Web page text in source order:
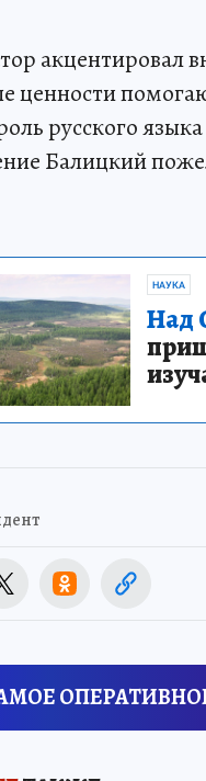
акцентировал
ценности
русского
Балицкий
НАУКА
Над